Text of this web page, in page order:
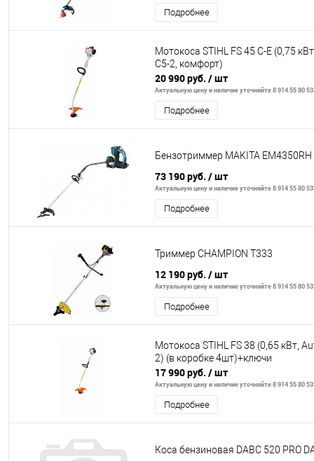
Подробнее
Мотокоса STIHL FS 45 C-E (0,75
С5-2, комфорт)
20 990 руб. / шт
Актуальную цену и наличие уточняйте 8 914 55 80
Подробнее
Бензотриммер MAKITA EM4350RH
73 190 руб. / шт
Актуальную цену и наличие уточняйте 8 914 55 80
Подробнее
Триммер CHAMPION Т333
12 190 руб. / шт
Актуальную цену и наличие уточняйте 8 914 55 80
Подробнее
Мотокоса STIHL FS 38 (0,65 кВт,
2) (в коробке 4шт)+ключи
17 990 руб. / шт
Актуальную цену и наличие уточняйте 8 914 55 80
Подробнее
Коса бензиновая DABC 520 PRO